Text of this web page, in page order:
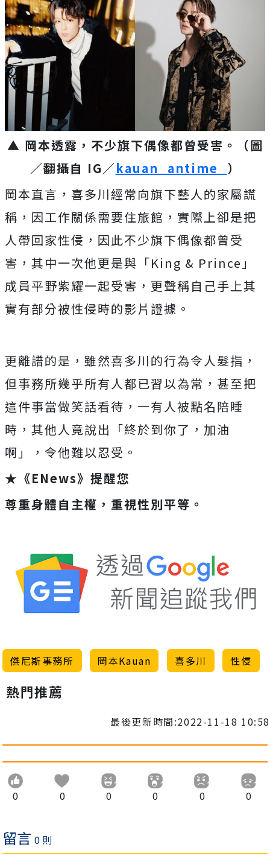
▲ 岡本透露，不少旗下偶像都曾受害。（圖
／翻攝自 IG／kauan_antime_ ）
岡本直言，喜多川經常向旗下藝人的家屬謊
稱，因工作關係需要住旅館，實際上卻是把
人帶回家性侵，因此不少旗下偶像都曾受
害，其中一次他更是與「King & Prince」
成員平野紫耀一起受害，更聲稱自己手上其
實有部分被性侵時的影片證據。
更離譜的是，雖然喜多川的行為令人髮指，
但事務所幾乎所有人都已習以為常，甚至把
這件事當做笑話看待，一有人被點名陪睡
時，其他人竟說出「終於到你了，加油
啊」，令他難以忍受。
★《ENews》提醒您
尊重身體自主權，重視性別平等。
傑尼斯事務所 岡本Kauan 喜多川 性侵
熱門推薦
最後更新時間:2022-11-18 10:58
0 0 0 0 0 0